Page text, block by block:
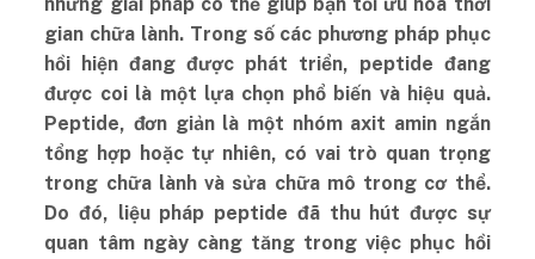
gian chữa lành. Trong số các phương pháp phục
hồi hiện đang được phát triển, peptide đang
được coi là một lựa chọn phổ biến và hiệu quả.
Peptide, đơn giản là một nhóm axit amin ngắn
tổng hợp hoặc tự nhiên, có vai trò quan trọng
trong chữa lành và sửa chữa mô trong cơ thể.
Do đó, liệu pháp peptide đã thu hút được sự
quan tâm ngày càng tăng trong việc phục hồi